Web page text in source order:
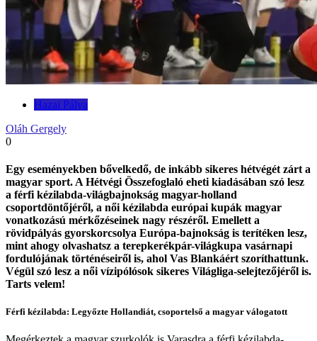
Hazai Pálya
Oláh Gergely
0
Egy eseményekben bővelkedő, de inkább sikeres hétvégét zárt a
magyar sport. A Hétvégi Összefoglaló eheti kiadásában szó lesz
a férfi kézilabda-világbajnokság magyar-holland
csoportdöntőjéről, a női kézilabda európai kupák magyar
vonatkozású mérkőzéseinek nagy részéről. Emellett a
rövidpályás gyorskorcsolya Európa-bajnokság is terítéken lesz,
mint ahogy olvashatsz a terepkerékpár-világkupa vasárnapi
fordulójának történéseiről is, ahol Vas Blankáért szoríthattunk.
Végül szó lesz a női vízipólósok sikeres Világliga-selejtezőjéről is.
Tarts velem!
Férfi kézilabda: Legyőzte Hollandiát, csoportelső a magyar válogatott